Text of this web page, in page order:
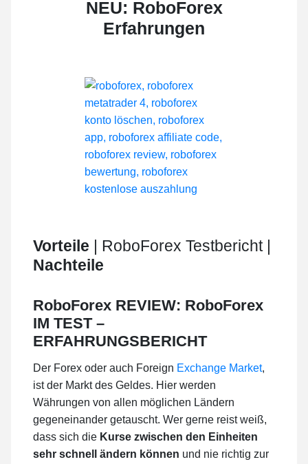
NEU: RoboForex
Erfahrungen
Vorteile | RoboForex Testbericht |
Nachteile
RoboForex REVIEW: RoboForex
IM TEST –
ERFAHRUNGSBERICHT
Der Forex oder auch Foreign Exchange Market,
ist der Markt des Geldes. Hier werden
Währungen von allen möglichen Ländern
gegeneinander getauscht. Wer gerne reist weiß,
dass sich die Kurse zwischen den Einheiten
sehr schnell ändern können und nie richtig zur